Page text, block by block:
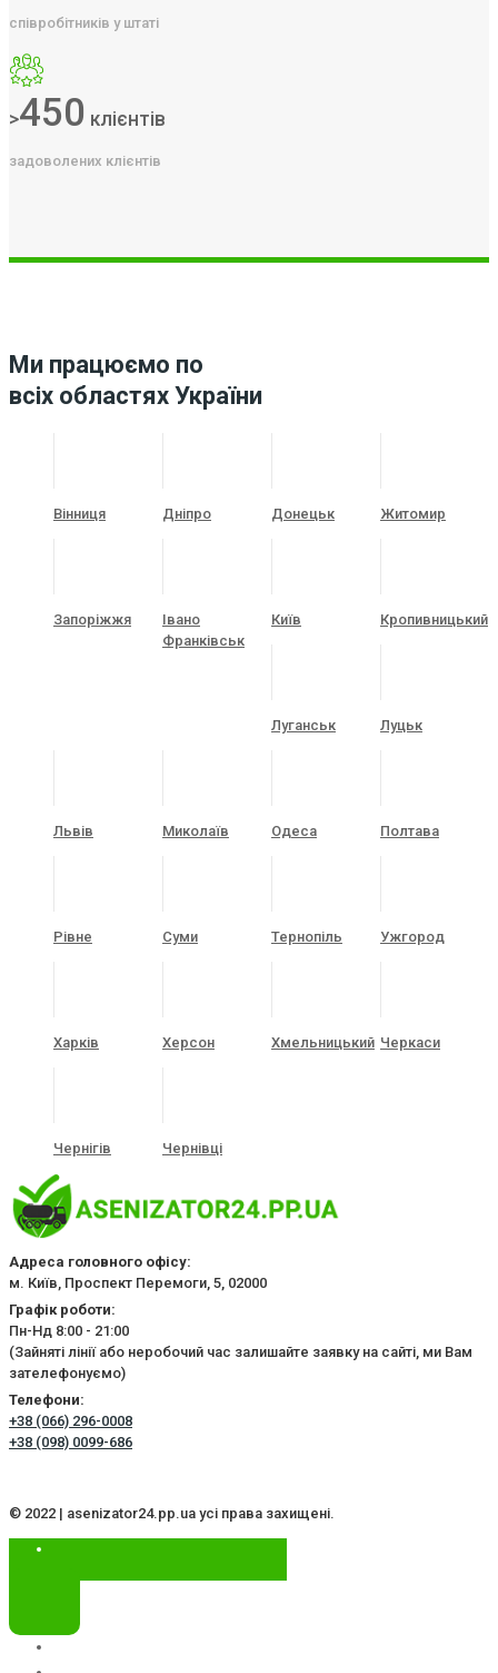
співробітників у штаті
>450 клієнтів
задоволених клієнтів
Ми працюємо по
всіх областях України
Вінниця Дніпро Донецьк Житомир
Запоріжжя
Івано
Франківськ
Київ Кропивницький
Луганськ Луцьк
Львів Миколаїв Одеса Полтава
Рівне Суми Тернопіль Ужгород
Харків Херсон Хмельницький Черкаси
Чернігів Чернівці
Адреса головного офісу:
м. Київ, Проспект Перемоги, 5, 02000
Графік роботи:
Пн-Нд 8:00 - 21:00
(Зайняті лінії або неробочий час залишайте заявку на сайті, ми Вам
зателефонуємо)
Телефони:
+38 (066) 296-0008
+38 (098) 0099-686
© 2022 | asenizator24.pp.ua усі права захищені.